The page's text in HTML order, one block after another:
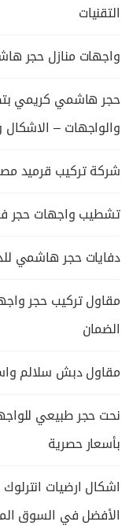
التقنيات
واجهات منازل حجر
حجر هاشمي كريمي
والواجهات –
شركة تركيب قرميد
تشطيب واجهات حجر
دفايات حجر هاشمي
الضمان
مقاول دبش سلالم
نحت حجر طبيعي
بأسعار حصرية
اشكال ارضيات
الأفضل في السوق